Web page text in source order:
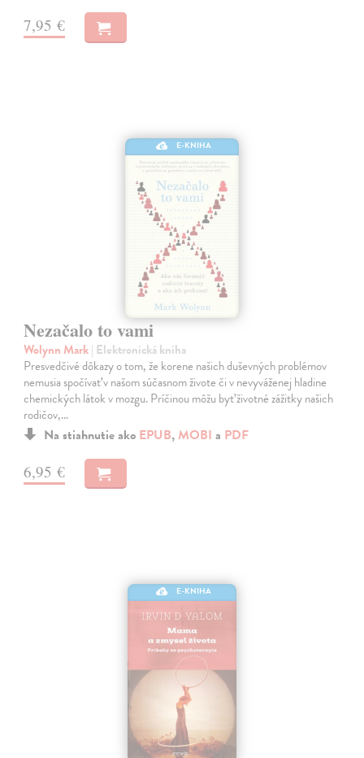
7,95 €
E-KNIHA
Nezačalo to vami
Wolynn Mark| Elektronická kniha
Presvedčivé dôkazy o tom, že korene našich duševných problémov
nemusia spočívať v našom súčasnom živote či v nevyváženej hladine
chemických látok v mozgu. Príčinou môžu byť životné zážitky našich
rodičov,…
Na stiahnutie ako EPUB, MOBI a PDF
6,95 €
E-KNIHA